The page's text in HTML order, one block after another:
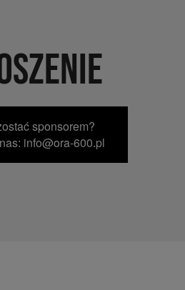
sponsorem?
info@ora-600.pl